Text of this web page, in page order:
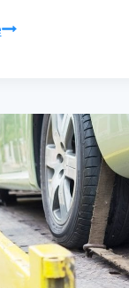
MAÎTRISEZ
Guide
Complet
sur
la
Réparation
et
le